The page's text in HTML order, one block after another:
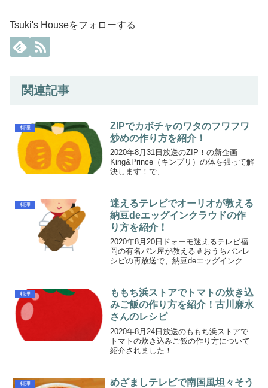
Tsuki's Houseをフォローする
関連記事
料理
ZIPでカボチャのワタのフワフワ
炒めの作り方を紹介！
2020年8月31日放送のZIP！の新企画
King&Prince（キンプリ）の体を張って解
決します！で、
料理
迷えるテレビでオーリオが教える
納豆deエッグインクラウドの作
り方を紹介！
2020年8月20日ドォーモ迷えるテレビ福
岡の有名パン屋が教える＃おうちパンレ
シピの再放送で、納豆deエッグインクラ
料理
ももち浜ストアでトマトの炊き込
みご飯の作り方を紹介！古川麻水
さんのレシピ
2020年8月24日放送のももち浜ストアで
トマトの炊き込みご飯の作り方について
紹介されました！
料理
めざましテレビで南国風坦々そう